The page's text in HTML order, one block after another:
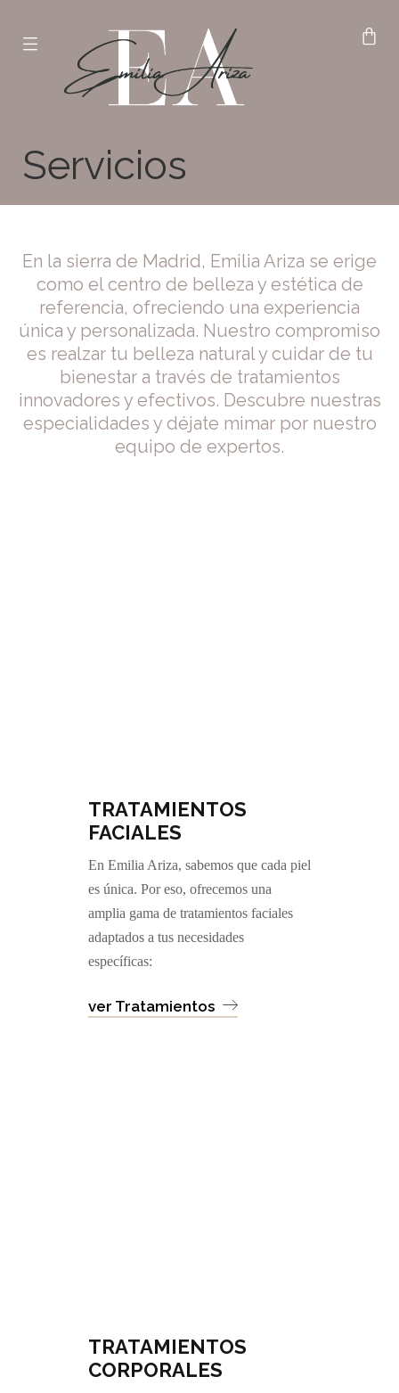
Servicios
En la sierra de Madrid, Emilia Ariza se erige
como el centro de belleza y estética de
referencia, ofreciendo una experiencia
única y personalizada. Nuestro compromiso
es realzar tu belleza natural y cuidar de tu
bienestar a través de tratamientos
innovadores y efectivos. Descubre nuestras
especialidades y déjate mimar por nuestro
equipo de expertos.
TRATAMIENTOS
FACIALES
En Emilia Ariza, sabemos que cada piel
es única. Por eso, ofrecemos una
amplia gama de tratamientos faciales
adaptados a tus necesidades
específicas:
ver Tratamientos
TRATAMIENTOS
CORPORALES